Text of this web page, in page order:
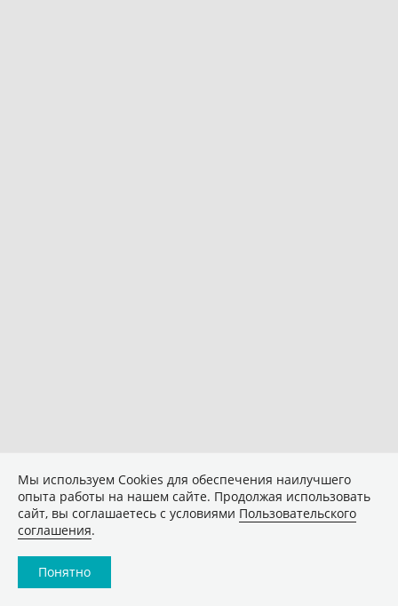
Мы используем Сookies для обеспечения наилучшего
опыта работы на нашем сайте. Продолжая использовать
сайт, вы соглашаетесь с условиями Пользовательского
соглашения.
Понятно